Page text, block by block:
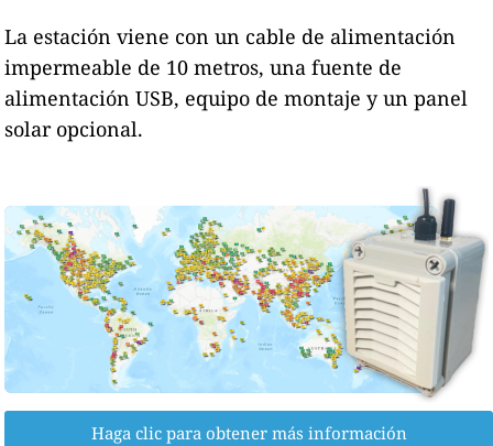
La estación viene con un cable de alimentación
impermeable de 10 metros, una fuente de
alimentación USB, equipo de montaje y un panel
solar opcional.
Haga clic para obtener más información